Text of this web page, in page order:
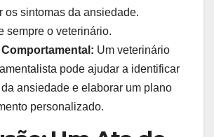
os sintomas da ansiedade.
sempre o veterinário.
Um veterinário
pode ajudar a identificar
ansiedade e elaborar um plano
personalizado.